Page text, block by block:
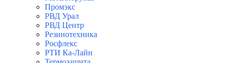
Промэкс
РВД Урал
РВД Центр
Резинотехника
Росфлекс
РТИ Ка-Лайн